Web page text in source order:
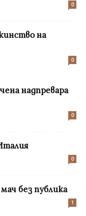
0
на
0
надпревара
0
0
без публика
1